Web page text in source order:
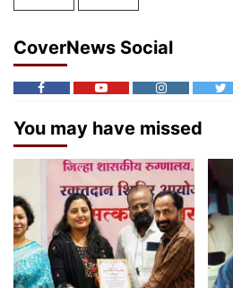
CoverNews Social
You may have missed